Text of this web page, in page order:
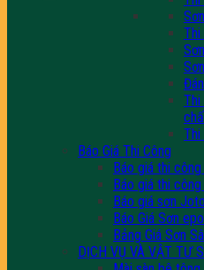
Thi
Thi
Thi
Báo Giá Thi Công
Báo giá thi
Báo giá thi
Báo giá sơn
Báo Giá Sơn
Bảng Giá Sơn
DỊCH VỤ VÀ VẬT TƯ